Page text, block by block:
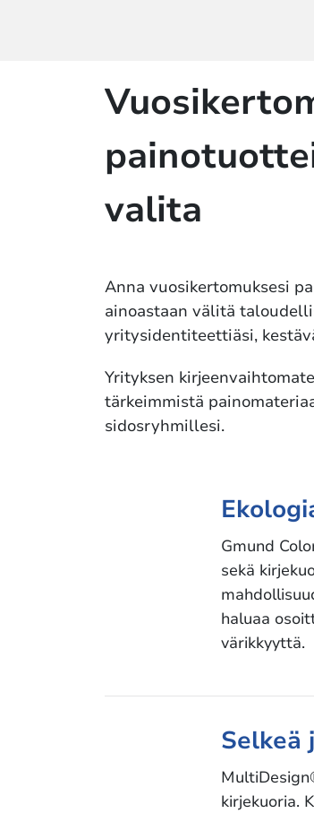
valita
Anna vuosikertomuksesi
ainoastaan välitä
yritysidentiteettiäsi,
Yrityksen
tärkeimmistä
sidosryhmillesi.
Gmund
sekä
haluaa
värikkyyttä.
Selkeä
kirjekuoria.